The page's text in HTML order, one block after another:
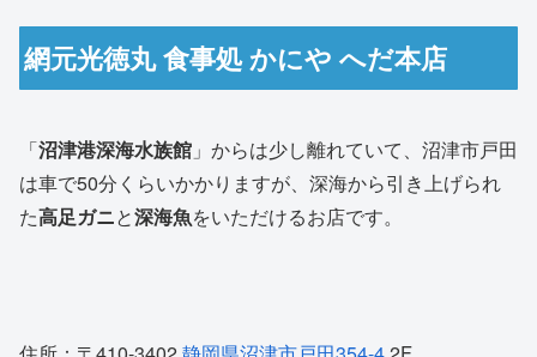
網元光徳丸 食事処 かにや へだ本店
「沼津港深海水族館 」からは少し離れていて、沼津市戸田
は車で50分くらいかかりますが、深海から引き上げられ
た高足ガニと深海魚をいただけるお店です。